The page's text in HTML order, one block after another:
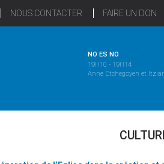
NOUS CONTACTER FAIRE UN DON
NO ES NO
19H10 - 19H14
Anne Etchegoyen et